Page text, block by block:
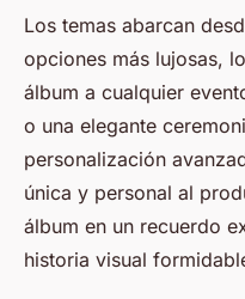
Los temas abarcan
opciones más lujosas,
álbum a cualquier
o una elegante
personalización
única y personal al
álbum en un recuerdo
historia visual